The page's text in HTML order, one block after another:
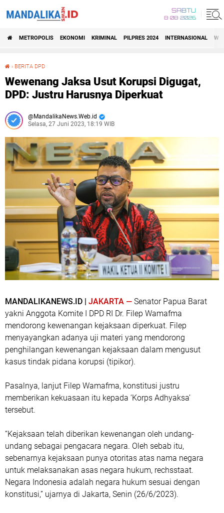
SABTU
8•08•2026
METROPOLIS EKONOMI KRIMINAL PILPRES 2024 INTERNASIONAL
› BERITA DPD
Wewenang Jaksa Usut Korupsi Digugat,
DPD: Justru Harusnya Diperkuat
MandalikaNews.Web.id
Selasa, 27 Juni 2023, 18:19 WIB
MANDALIKANEWS.ID | JAKARTA — Senator Papua Barat
yakni Anggota Komite I DPD RI Dr. Filep Wamafma
mendorong kewenangan kejaksaan diperkuat. Filep
menyayangkan adanya uji materi yang mendorong
penghilangan kewenangan kejaksaan dalam mengusut
kasus tindak pidana korupsi (tipikor).
Pasalnya, lanjut Filep Wamafma, konstitusi justru
memberikan kekuasaan itu kepada ‘Korps Adhyaksa’
tersebut.
“Kejaksaan telah diberikan kewenangan oleh undang-
undang sebagai pengacara negara. Oleh sebab itu,
sebenarnya kejaksaan punya otoritas atas nama negara
untuk melaksanakan asas negara hukum, rechsstaat.
Negara Indonesia adalah negara hukum sesuai dengan
konstitusi,” ujarnya di Jakarta, Senin (26/6/2023).